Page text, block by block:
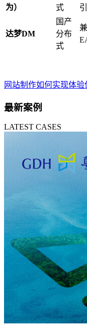
为）
式
达梦DM
国产
分布
式
网站制作如何实现体验
最新案例
LATEST CASES